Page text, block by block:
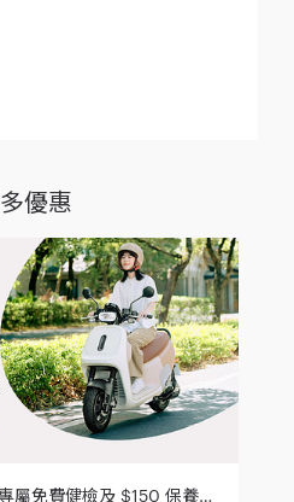
Smartscooter® 智慧電動機車（下
主（下稱「推薦人」，惟不包含法
直營/加盟門市人員、
，推薦親友（下稱「被推薦人」
智慧電動機車，被推薦
料予 Gogoro ，經 Gogoro 確認資
薦」。首次推薦成功，推薦人即可
獎機會（每人僅於首次完成成功推
，推薦人數達指定門檻，推薦人另
抵金」（數量有限，額滿為止）。
活動之推薦人及被推薦人務必提
手機號碼及 E-mail 信箱、推薦
並確認手機號碼及 E-mail 信箱皆
接收訊息及郵件之狀態，以利
優惠
煥新一夏！皮帶車系享專屬免費健檢及 $150 保養優惠，再送 $200 配件折扣及早鳥驚喜禮